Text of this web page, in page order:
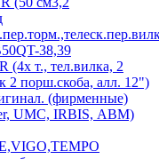
38,39
(4х т., тел.вилка, 2
2 порш.скоба, алл. 12")
(фирменные)
UMC, IRBIS, АВМ)